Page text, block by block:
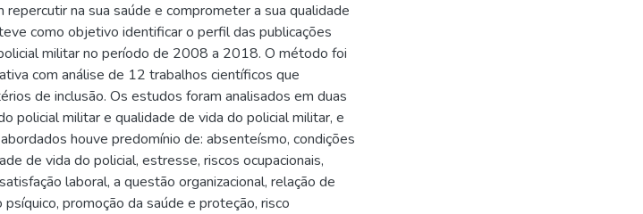
repercutir na sua saúde e comprometer a sua qualidade
como objetivo identificar o perfil das publicações
militar no período de 2008 a 2018. O método foi
com análise de 12 trabalhos científicos que
de inclusão. Os estudos foram analisados em duas
policial militar e qualidade de vida do policial militar, e
houve predomínio de: absenteísmo, condições
de vida do policial, estresse, riscos ocupacionais,
laboral, a questão organizacional, relação de
promoção da saúde e proteção, risco